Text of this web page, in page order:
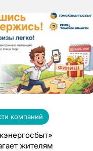
компаний
жителям